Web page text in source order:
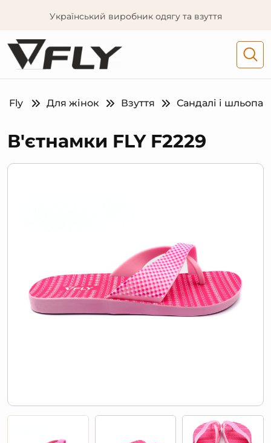
Український виробник одягу та взуття
Fly Для жінок Взуття Сандалі і
В'єтнамки FLY F2229